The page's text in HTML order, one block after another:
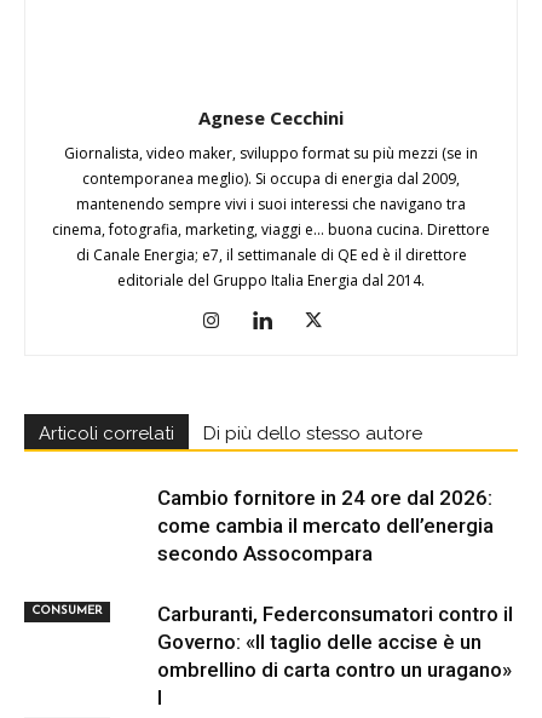
Agnese Cecchini
Giornalista, video maker, sviluppo format su più mezzi (se in
contemporanea meglio). Si occupa di energia dal 2009,
mantenendo sempre vivi i suoi interessi che navigano tra
cinema, fotografia, marketing, viaggi e... buona cucina. Direttore
di Canale Energia; e7, il settimanale di QE ed è il direttore
editoriale del Gruppo Italia Energia dal 2014.
Articoli correlati Di più dello stesso autore
CONSUMER
Cambio fornitore in 24 ore dal 2026:
come cambia il mercato dell’energia
secondo Assocompara
Carburanti, Federconsumatori contro il
Governo: «Il taglio delle accise è un
ombrellino di carta contro un uragano»
I